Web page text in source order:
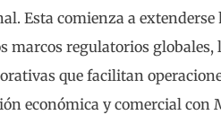
Esta comienza a
marcos regulatorios globales,
que facilitan
económica y comercial